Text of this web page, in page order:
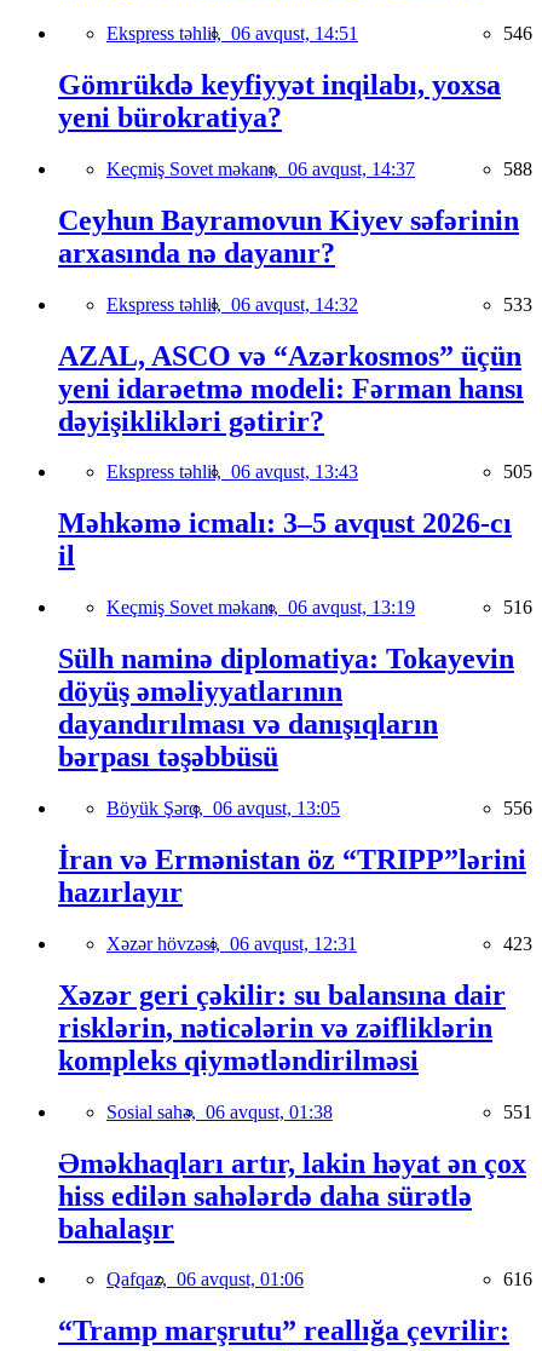
Ekspress təhlil, 06 avqust, 14:51 546
Gömrükdə keyfiyyət inqilabı, yoxsa
yeni bürokratiya?
Keçmiş Sovet məkanı, 06 avqust, 14:37 588
Ceyhun Bayramovun Kiyev səfərinin
arxasında nə dayanır?
Ekspress təhlil, 06 avqust, 14:32 533
AZAL, ASCO və “Azərkosmos” üçün
yeni idarəetmə modeli: Fərman hansı
dəyişiklikləri gətirir?
Ekspress təhlil, 06 avqust, 13:43 505
Məhkəmə icmalı: 3–5 avqust 2026-cı
il
Keçmiş Sovet məkanı, 06 avqust, 13:19 516
Sülh naminə diplomatiya: Tokayevin
döyüş əməliyyatlarının
dayandırılması və danışıqların
bərpası təşəbbüsü
Böyük Şərq, 06 avqust, 13:05 556
İran və Ermənistan öz “TRIPP”lərini
hazırlayır
Xəzər hövzəsi, 06 avqust, 12:31 423
Xəzər geri çəkilir: su balansına dair
risklərin, nəticələrin və zəifliklərin
kompleks qiymətləndirilməsi
Sosial sahə, 06 avqust, 01:38 551
Əməkhaqları artır, lakin həyat ən çox
hiss edilən sahələrdə daha sürətlə
bahalaşır
Qafqaz, 06 avqust, 01:06 616
“Tramp marşrutu” reallığa çevrilir: